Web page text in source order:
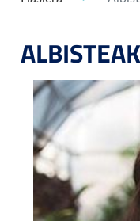
ALBISTEAK